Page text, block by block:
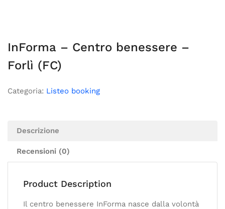
InForma – Centro benessere –
Forlì (FC)
Categoria: Listeo booking
Descrizione
Recensioni (0)
Product Description
Il centro benessere InForma nasce dalla volontà